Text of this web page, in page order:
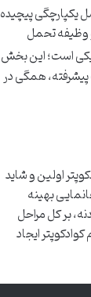
یکپارچگی پیچیده
وظیفه تحمل
است؛ این بخش
همگی در
اولین و شاید
بهینه
بر کل مراحل
ایجاد